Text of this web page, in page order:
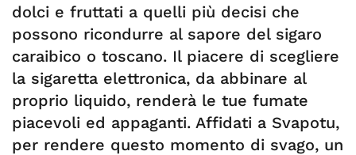
dolci e fruttati a quelli più decisi che
possono ricondurre al sapore del sigaro
caraibico o toscano. Il piacere di scegliere
la sigaretta elettronica, da abbinare al
proprio liquido, renderà le tue fumate
piacevoli ed appaganti. Affidati a Svapotu,
per rendere questo momento di svago, un